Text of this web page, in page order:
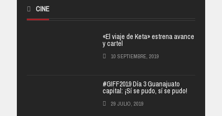
CINE
«El viaje de Keta» estrena avance
y cartel
10 SEPTIEMBRE, 2019
#GIFF2019 Día 3 Guanajuato
capital: ¡Sí se pudo, sí se pudo!
29 JULIO, 2019